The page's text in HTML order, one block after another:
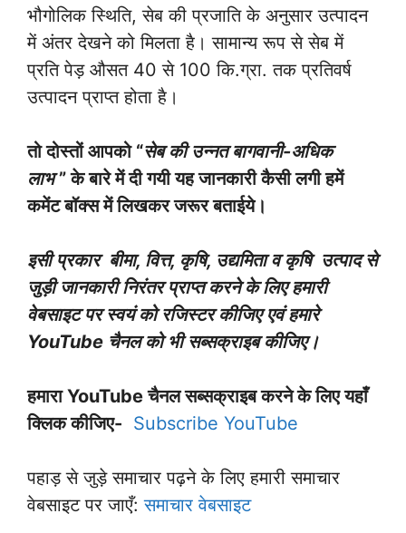
भौगोलिक स्थिति, सेब की प्रजाति के अनुसार उत्पादन
में अंतर देखने को मिलता है। सामान्य रूप से सेब में
प्रति पेड़ औसत 40 से 100 कि.ग्रा. तक प्रतिवर्ष
उत्पादन प्राप्त होता है।
तो दोस्तों आपको “सेब की उन्नत बागवानी-अधिक
लाभ” के बारे में दी गयी यह जानकारी कैसी लगी हमें
कमेंट बॉक्स में लिखकर जरूर बताईये।
इसी प्रकार बीमा, वित्त, कृषि, उद्यमिता व कृषि उत्पाद से
जुड़ी जानकारी निरंतर प्राप्त करने के लिए हमारी
वेबसाइट पर स्वयं को रजिस्टर कीजिए एवं हमारे
YouTube चैनल को भी सब्सक्राइब कीजिए।
हमारा YouTube चैनल सब्सक्राइब करने के लिए यहाँ
क्लिक कीजिए- Subscribe YouTube
पहाड़ से जुड़े समाचार पढ़ने के लिए हमारी समाचार
वेबसाइट पर जाएँ:समाचार वेबसाइट